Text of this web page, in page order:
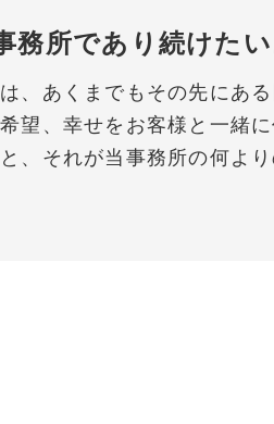
所であり続けたい
、あくまでもその先にあ
望、幸せをお客様と一緒
、それが当事務所の何より